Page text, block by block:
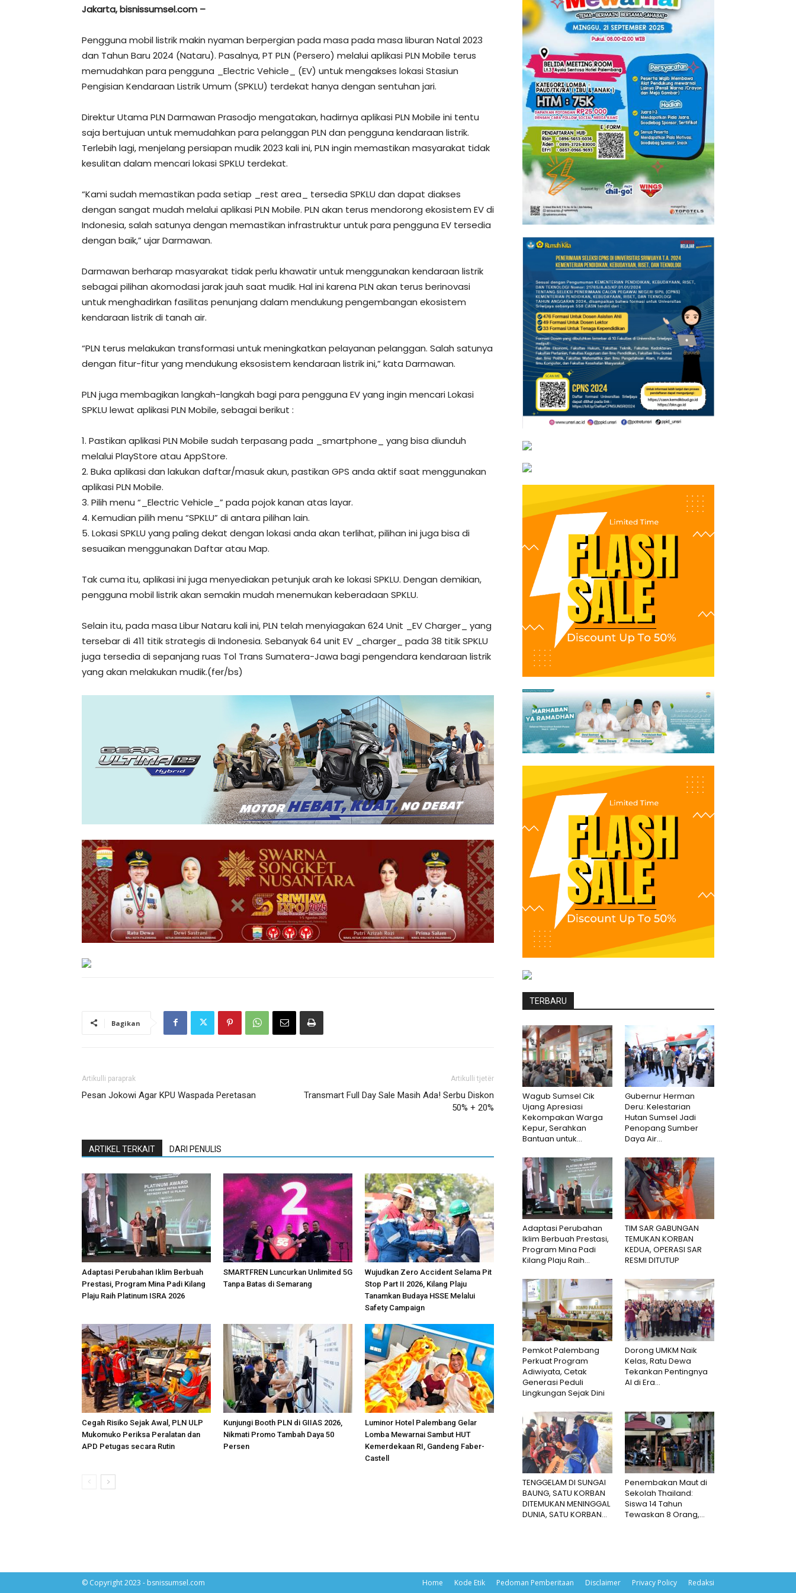
Jakarta, bisnissumsel.com –
Pengguna mobil listrik makin nyaman berpergian pada masa pada masa liburan Natal 2023
dan Tahun Baru 2024 (Nataru). Pasalnya, PT PLN (Persero) melalui aplikasi PLN Mobile terus
memudahkan para pengguna _Electric Vehicle_ (EV) untuk mengakses lokasi Stasiun
Pengisian Kendaraan Listrik Umum (SPKLU) terdekat hanya dengan sentuhan jari.
Direktur Utama PLN Darmawan Prasodjo mengatakan, hadirnya aplikasi PLN Mobile ini tentu
saja bertujuan untuk memudahkan para pelanggan PLN dan pengguna kendaraan listrik.
Terlebih lagi, menjelang persiapan mudik 2023 kali ini, PLN ingin memastikan masyarakat tidak
kesulitan dalam mencari lokasi SPKLU terdekat.
“Kami sudah memastikan pada setiap _rest area_ tersedia SPKLU dan dapat diakses
dengan sangat mudah melalui aplikasi PLN Mobile. PLN akan terus mendorong ekosistem EV di
Indonesia, salah satunya dengan memastikan infrastruktur untuk para pengguna EV tersedia
dengan baik,” ujar Darmawan.
Darmawan berharap masyarakat tidak perlu khawatir untuk menggunakan kendaraan listrik
sebagai pilihan akomodasi jarak jauh saat mudik. Hal ini karena PLN akan terus berinovasi
untuk menghadirkan fasilitas penunjang dalam mendukung pengembangan ekosistem
kendaraan listrik di tanah air.
“PLN terus melakukan transformasi untuk meningkatkan pelayanan pelanggan. Salah satunya
dengan fitur-fitur yang mendukung eksosistem kendaraan listrik ini,” kata Darmawan.
PLN juga membagikan langkah-langkah bagi para pengguna EV yang ingin mencari Lokasi
SPKLU lewat aplikasi PLN Mobile, sebagai berikut :
1. Pastikan aplikasi PLN Mobile sudah terpasang pada _smartphone_ yang bisa diunduh
melalui PlayStore atau AppStore.
2. Buka aplikasi dan lakukan daftar/masuk akun, pastikan GPS anda aktif saat menggunakan
aplikasi PLN Mobile.
3. Pilih menu “_Electric Vehicle_” pada pojok kanan atas layar.
4. Kemudian pilih menu “SPKLU” di antara pilihan lain.
5. Lokasi SPKLU yang paling dekat dengan lokasi anda akan terlihat, pilihan ini juga bisa di
sesuaikan menggunakan Daftar atau Map.
Tak cuma itu, aplikasi ini juga menyediakan petunjuk arah ke lokasi SPKLU. Dengan demikian,
pengguna mobil listrik akan semakin mudah menemukan keberadaan SPKLU.
Selain itu, pada masa Libur Nataru kali ini, PLN telah menyiagakan 624 Unit _EV Charger_ yang
tersebar di 411 titik strategis di Indonesia. Sebanyak 64 unit EV _charger_ pada 38 titik SPKLU
juga tersedia di sepanjang ruas Tol Trans Sumatera-Jawa bagi pengendara kendaraan listrik
yang akan melakukan mudik.(fer/bs)
Bagikan
Artikulli paraprak
Pesan Jokowi Agar KPU Waspada Peretasan
Artikulli tjetër
Transmart Full Day Sale Masih Ada! Serbu Diskon
50% + 20%
ARTIKEL TERKAIT DARI PENULIS
Adaptasi Perubahan Iklim Berbuah
Prestasi, Program Mina Padi Kilang
Plaju Raih Platinum ISRA 2026
SMARTFREN Luncurkan Unlimited 5G
Tanpa Batas di Semarang
Wujudkan Zero Accident Selama Pit
Stop Part II 2026, Kilang Plaju
Tanamkan Budaya HSSE Melalui
Safety Campaign
Cegah Risiko Sejak Awal, PLN ULP
Mukomuko Periksa Peralatan dan
APD Petugas secara Rutin
Kunjungi Booth PLN di GIIAS 2026,
Nikmati Promo Tambah Daya 50
Persen
Luminor Hotel Palembang Gelar
Lomba Mewarnai Sambut HUT
Kemerdekaan RI, Gandeng Faber-
Castell
TERBARU
Wagub Sumsel Cik
Ujang Apresiasi
Kekompakan Warga
Kepur, Serahkan
Bantuan untuk...
Gubernur Herman
Deru: Kelestarian
Hutan Sumsel Jadi
Penopang Sumber
Daya Air...
Adaptasi Perubahan
Iklim Berbuah Prestasi,
Program Mina Padi
Kilang Plaju Raih...
TIM SAR GABUNGAN
TEMUKAN KORBAN
KEDUA, OPERASI SAR
RESMI DITUTUP
Pemkot Palembang
Perkuat Program
Adiwiyata, Cetak
Generasi Peduli
Lingkungan Sejak Dini
Dorong UMKM Naik
Kelas, Ratu Dewa
Tekankan Pentingnya
AI di Era...
TENGGELAM DI SUNGAI
BAUNG, SATU KORBAN
DITEMUKAN MENINGGAL
DUNIA, SATU KORBAN...
Penembakan Maut di
Sekolah Thailand:
Siswa 14 Tahun
Tewaskan 8 Orang,...
Home Kode Etik Pedoman Pemberitaan Disclaimer Privacy Policy Redaksi
© Copyright 2023 - bsnissumsel.com